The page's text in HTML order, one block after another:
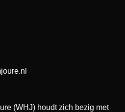
(WHJ) houdt zich bezig met